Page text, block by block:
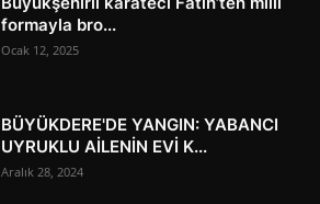
formayla bro...
Ocak 12, 2025
BÜYÜKDERE'DE YANGIN: YABANCI
UYRUKLU AİLENİN EVİ K...
Aralık 28, 2024